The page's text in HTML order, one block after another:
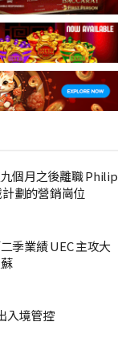
個月之後離職 Philip
劃的營銷崗位
季業績 UEC 主攻大
入境管控